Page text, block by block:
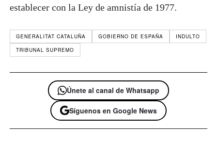
establecer con la Ley de amnistía de 1977.
GENERALITAT CATALUÑA GOBIERNO DE ESPAÑA
INDULTO
TRIBUNAL SUPREMO
Únete al canal de Whatsapp
Síguenos en Google News